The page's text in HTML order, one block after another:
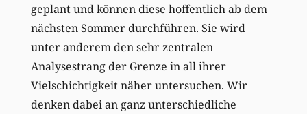
geplant und können diese hoffentlich ab dem
nächsten Sommer durchführen. Sie wird
unter anderem den sehr zentralen
Analysestrang der Grenze in all ihrer
Vielschichtigkeit näher untersuchen. Wir
denken dabei an ganz unterschiedliche